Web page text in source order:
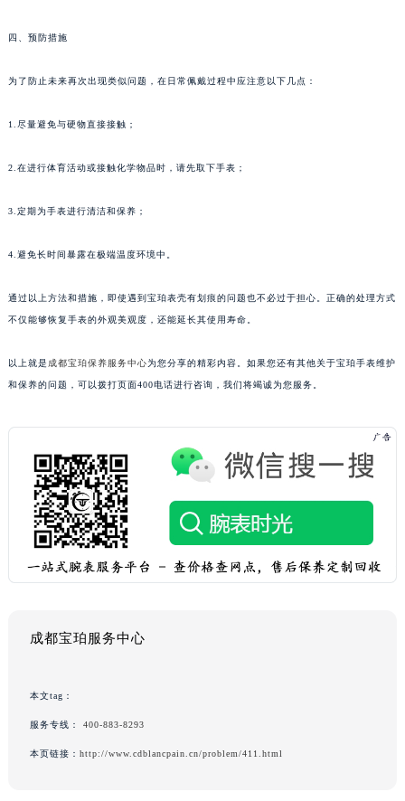
四、预防措施
为了防止未来再次出现类似问题，在日常佩戴过程中应注意以下几点：
1.尽量避免与硬物直接接触；
2.在进行体育活动或接触化学物品时，请先取下手表；
3.定期为手表进行清洁和保养；
4.避免长时间暴露在极端温度环境中。
通过以上方法和措施，即使遇到宝珀表壳有划痕的问题也不必过于担心。正确的处理方式
不仅能够恢复手表的外观美观度，还能延长其使用寿命。
以上就是 成都宝珀保养服务中心为您分享的精彩内容。如果您还有其他关于宝珀手表维护
和保养的问题，可以拨打页面400电话进行咨询，我们将竭诚为您服务。
成都宝珀服务中心
本文tag：
服务专线： 400-883-8293
本页链接： http://www.cdblancpain.cn/problem/411.html